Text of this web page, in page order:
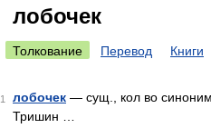
лобочек
Толкование Перевод Книги
1 лобочек — сущ., кол во
Тришин …